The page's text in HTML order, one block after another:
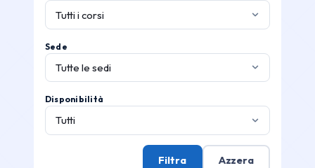
Sede
Disponibilità
Filtra Azzera